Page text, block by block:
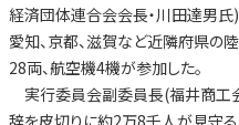
経済団体連合会会長・川田達男氏
愛知、京都、滋賀など近隣府県
28両、航空機4機が参加した。
実行委員会副委員長(福井商工
辞を皮切りに約2万8千人が見守